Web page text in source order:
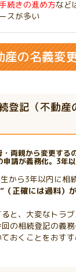
続きの進め方など
スが多い
産の名義変
登記（不動産
・両親から変更する
請が義務化。3年
から3年以内に相
（正確には過料）
と、大変なトラ
の相続登記の義務
おくことをおすす